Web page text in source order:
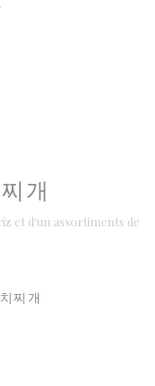
개
et d'un assortiments de
찌개